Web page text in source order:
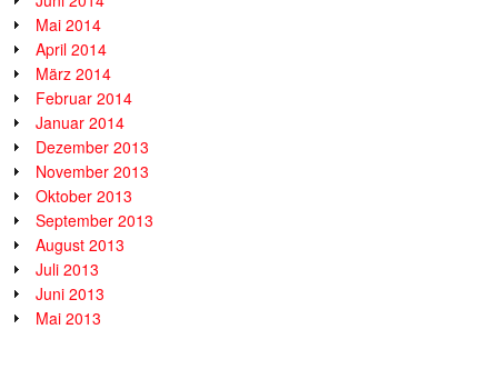
Mai 2014
April 2014
März 2014
Februar 2014
Januar 2014
Dezember 2013
November 2013
Oktober 2013
September 2013
August 2013
Juli 2013
Juni 2013
Mai 2013